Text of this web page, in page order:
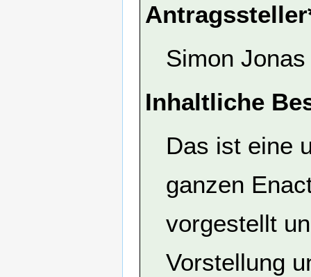
Simon
Inhaltliche
Das ist eine
ganzen
vorgestellt
Vorstellung